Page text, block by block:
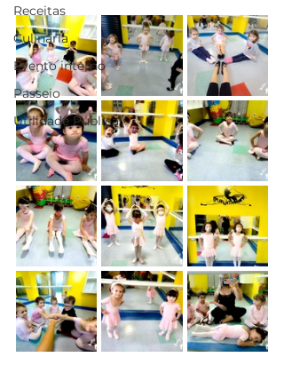
Receitas
Culinária
Evento interno
Passeio
Utilidade Pública